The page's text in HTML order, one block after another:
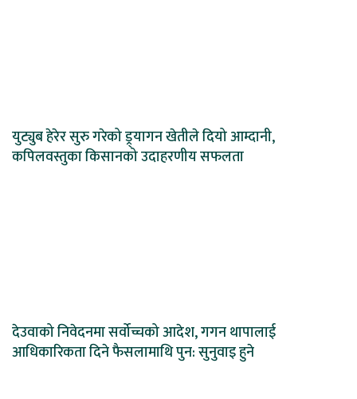
युट्युब हेरेर सुरु गरेको ड्र्यागन खेतीले दियो आम्दानी,
कपिलवस्तुका किसानको उदाहरणीय सफलता
देउवाको निवेदनमा सर्वोच्चको आदेश, गगन थापालाई
आधिकारिकता दिने फैसलामाथि पुन: सुनुवाइ हुने